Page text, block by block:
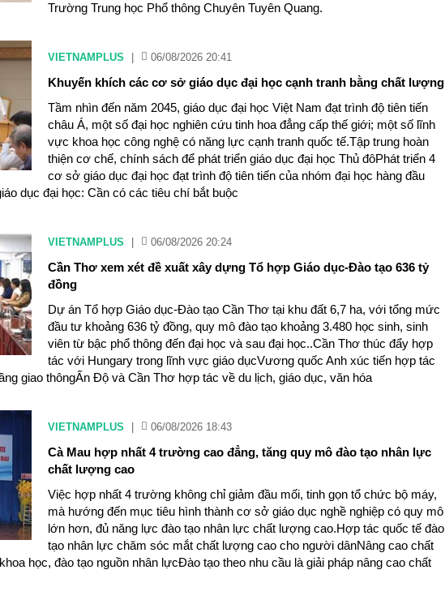
Trường Trung học Phổ thông Chuyên Tuyên Quang.
VIETNAMPLUS 06/08/2026 20:41
Khuyến khích các cơ sở giáo dục đại học cạnh tranh bằng chất lượng
Tầm nhìn đến năm 2045, giáo dục đại học Việt Nam đạt trình độ tiên tiến
châu Á, một số đại học nghiên cứu tinh hoa đẳng cấp thế giới; một số lĩnh
vực khoa học công nghệ có năng lực cạnh tranh quốc tế.Tập trung hoàn
thiện cơ chế, chính sách để phát triển giáo dục đại học Thủ đôPhát triển 4
cơ sở giáo dục đại học đạt trình độ tiên tiến của nhóm đại học hàng đầu
dục đại học: Cần có các tiêu chí bắt buộc
VIETNAMPLUS 06/08/2026 20:24
Cần Thơ xem xét đề xuất xây dựng Tổ hợp Giáo dục-Đào tạo 636 tỷ
đồng
Dự án Tổ hợp Giáo dục-Đào tạo Cần Thơ tại khu đất 6,7 ha, với tổng mức
đầu tư khoảng 636 tỷ đồng, quy mô đào tạo khoảng 3.480 học sinh, sinh
viên từ bậc phổ thông đến đại học và sau đại học..Cần Thơ thúc đẩy hợp
tác với Hungary trong lĩnh vực giáo dụcVương quốc Anh xúc tiến hợp tác
giao thôngẤn Độ và Cần Thơ hợp tác về du lịch, giáo dục, văn hóa
VIETNAMPLUS 06/08/2026 18:43
Cà Mau hợp nhất 4 trường cao đẳng, tăng quy mô đào tạo nhân lực
chất lượng cao
Việc hợp nhất 4 trường không chỉ giảm đầu mối, tinh gọn tổ chức bộ máy,
mà hướng đến mục tiêu hình thành cơ sở giáo dục nghề nghiệp có quy mô
lớn hơn, đủ năng lực đào tạo nhân lực chất lượng cao.Hợp tác quốc tế đào
tạo nhân lực chăm sóc mắt chất lượng cao cho người dânNâng cao chất
học, đào tạo nguồn nhân lựcĐào tạo theo nhu cầu là giải pháp nâng cao chất